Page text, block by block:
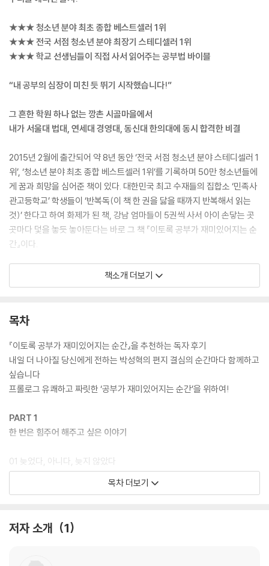
★★★ 청소년 분야 최초 종합 베스트셀러 1위
★★★ 전국 서점 청소년 분야 최장기 스테디셀러 1위
★★★ 학교 선생님들이 직접 사서 읽어주는 공부법 바이블
“내 공부의 심장이 미친 듯 뛰기 시작했습니다!”
그 흔한 학원 하나 없는 깡촌 시골마을에서
내가 서울대 법대, 연세대 경영대, 동신대 한의대에 동시 합격한 비결
2015년 2월에 출간되어 약 8년 동안 ‘전국 서점 청소년 분야 스테디셀러 1
위’, ‘청소년 분야 최초 종합 베스트셀러 1위’를 기록하며 50만 청소년들에
게 꿈과 희망을 심어준 책이 있다. 대한민국 최고 수재들의 집합소 ‘민족사
관고등학교’ 학생들이 ‘반복독(이 책 한 권을 닳을 때까지 반복해서 읽는
것)’ 한다고 하여 화제가 된 책, 강남 엄마들이 5권씩 사서 아이 손닿는 곳
곳마다 덫을 놓듯 놓아둔다는 바로 그 책 『이토록 공부가 재미있어지는 순
간』이다.
족집게 같은 공부법을 전하는 것도 아닌 이 책이 그토록 열광적인 인기를
누리며 50만 청소년들의 마음을 뒤흔들어놓은 비결은 무엇일까? 그 이유
좋은 공부법을 알아도, 국내에서 가장 유명한 강사의 수업을 들어도 ‘공부
올릴 수 없으리라 단언한다. 학원 하나 없는 전라남도 시골마을에서 자랐
지만, 열악한 환경을 극복하고 오로지 ‘마음가짐’ 하나로 원하는 대학 모두
에 합격한 자신의 이야기가 이를 뒷받침한다.
읽힐 걸.’ 지금이라도 이 책을 알게 되어 참 다행이다.” _나나랜드 님
간, 왜 이 책이 엄청나게 유명한지 그 이유를 깨달았다.” _싱클레어 님
“민사고 학부형 추천으로 아이에게 이 책을 읽히고 있다. ‘공부 잘하는 아
책소개 더보기
목차
『이토록 공부가 재미있어지는 순간』을 추천하는 독자 후기
내일 더 나아질 당신에게 전하는 박성혁의 편지 결심의 순간마다 함께하고
싶습니다
프롤로그 유쾌하고 짜릿한 ‘공부가 재미있어지는 순간’을 위하여!
PART 1
한 번은 힘주어 해주고 싶은 이야기
01 늦었다, 아니다, 늦지 않았다
_열다섯 살, 나는 딱 유치원생 수준이었다
_내 인생이 엎질러진 물인 줄 알았다
_오직 ‘해볼래!’ 하는 마음 하나로
목차 더보기
저자 소개 1